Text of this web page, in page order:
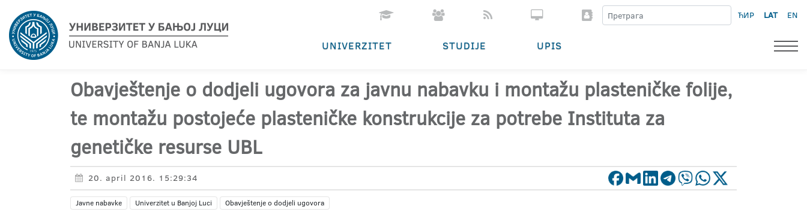
ЋИР LAT EN
UNIVERZITET STUDIJE UPIS
Obavještenje o dodjeli ugovora za javnu nabavku i montažu plasteničke folije,
te montažu postojeće plasteničke konstrukcije za potrebe Instituta za
genetičke resurse UBL
20. april 2016. 15:29:34
Javne nabavke Univerzitet u Banjoj Luci Obavještenje o dodjeli ugovora